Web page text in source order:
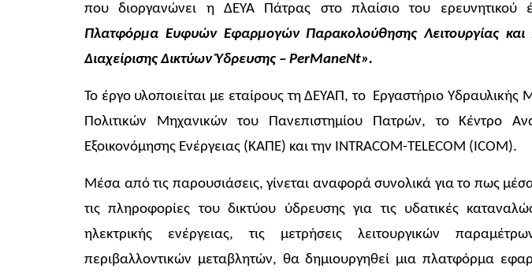
που διοργανώνει η ΔΕΥΑ Πάτρας στο πλαίσιο του ερευνητικού
Πλατφόρμα Ευφυών Εφαρμογών Παρακολούθησης Λειτουργίας και
Διαχείρισης Δικτύων Ύδρευσης – PerManeNt».
Το έργο υλοποιείται με εταίρους τη ΔΕΥΑΠ, το Εργαστήριο Υδραυλικής
Πολιτικών Μηχανικών του Πανεπιστημίου Πατρών, το Κέντρο
Εξοικονόμησης Ενέργειας (ΚΑΠΕ) και την INTRACOM-TELECOM (ICOM).
Μέσα από τις παρουσιάσεις, γίνεται αναφορά συνολικά για το πως
τις πληροφορίες του δικτύου ύδρευσης για τις υδατικές
ηλεκτρικής ενέργειας, τις μετρήσεις λειτουργικών
περιβαλλοντικών μεταβλητών, θα δημιουργηθεί μια πλατφόρμα